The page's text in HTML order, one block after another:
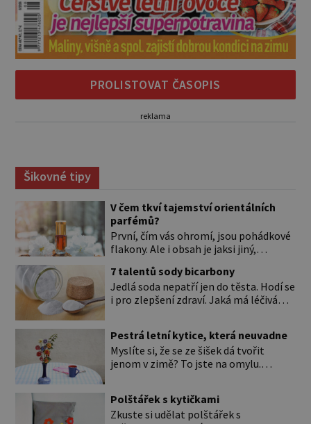
PROLISTOVAT ČASOPIS
reklama
Šikovné tipy
V čem tkví tajemství orientálních
parfémů?
První, čím vás ohromí, jsou pohádkové
flakony. Ale i obsah je jaksi jiný,
parfumérií. Čím to? V arabské kultuře
mají vůně mnohem delší tradici než
v naší. Jejich původní účel byl nejspíš
voní? Při testování orientálních vůní
nejspíš zjistíte, že jen málokterá se
vám […]
7 talentů sody bicarbony
Jedlá soda nepatří jen do těsta. Hodí se
i pro zlepšení zdraví. Jaká má léčivá
Jedlá soda (pro úplnost je to
hydrogenuhličitan sodný s chemickou
značkou NaHCO3) je ten bílý, ve vodě
bicarbona. Je součástí kypřicího prášku
[…]
Pestrá letní kytice, která neuvadne
Myslíte si, že se ze šišek dá tvořit
jenom v zimě? To jste na omylu.
obraz. Při tomto tvoření vás navíc čeká
příjemná procházka po lese. Musíte si
Polštářek s kytičkami
Zkuste si udělat polštářek s